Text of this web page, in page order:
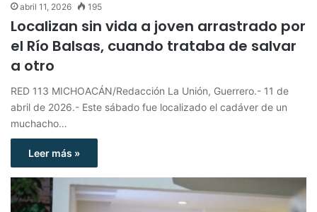
abril 11, 2026 195
Localizan sin vida a joven arrastrado por
el Río Balsas, cuando trataba de salvar
a otro
RED 113 MICHOACÁN/Redacción La Unión, Guerrero.- 11 de
abril de 2026.- Este sábado fue localizado el cadáver de un
muchacho…
Leer más »